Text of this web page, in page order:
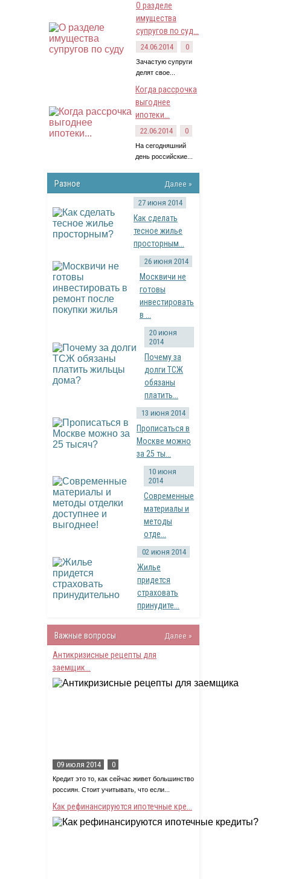
О разделе
имущества
супругов по суд...
24.06.2014 0
Зачастую супруги
делят свое...
Когда рассрочка
выгоднее
ипотеки...
22.06.2014 0
На сегодняшний
день российские...
Разное Далее »
27 июня 2014
Как сделать
тесное жилье
просторным...
26 июня 2014
Москвичи не
готовы
инвестировать
в ...
20 июня
2014
Почему за
долги ТСЖ
обязаны
платить...
13 июня 2014
Прописаться в
Москве можно
за 25 ты...
10 июня
2014
Современные
материалы и
методы
отде...
02 июня 2014
Жилье
придется
страховать
принудите...
Важные вопросы
Далее »
Антикризисные рецепты для
заемщик...
09 июля 2014 0
Кредит это то, как сейчас живет большинство
россиян. Стоит учитывать, что если...
Как рефинансируются ипотечные кре...